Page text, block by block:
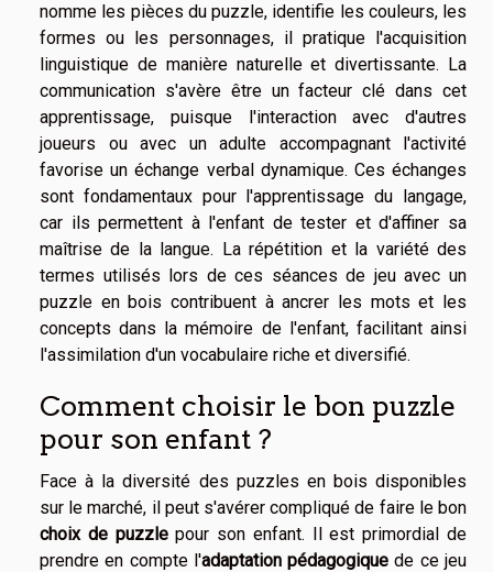
nomme les pièces du puzzle, identifie les couleurs, les
formes ou les personnages, il pratique l'acquisition
linguistique de manière naturelle et divertissante. La
communication s'avère être un facteur clé dans cet
apprentissage, puisque l'interaction avec d'autres
joueurs ou avec un adulte accompagnant l'activité
favorise un échange verbal dynamique. Ces échanges
sont fondamentaux pour l'apprentissage du langage,
car ils permettent à l'enfant de tester et d'affiner sa
maîtrise de la langue. La répétition et la variété des
termes utilisés lors de ces séances de jeu avec un
puzzle en bois contribuent à ancrer les mots et les
concepts dans la mémoire de l'enfant, facilitant ainsi
l'assimilation d'un vocabulaire riche et diversifié.
Comment choisir le bon puzzle
pour son enfant ?
Face à la diversité des puzzles en bois disponibles
sur le marché, il peut s'avérer compliqué de faire le bon
choix de puzzlepour son enfant. Il est primordial de
prendre en compte l'adaptation pédagogique de ce jeu